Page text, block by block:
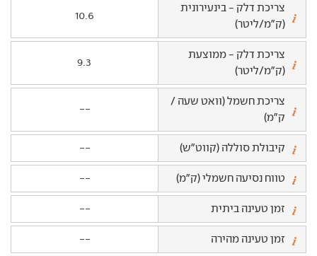
צריכת דלק - בינעירונית
(ק"מ/ליטר)
10.6
צריכת דלק - ממוצעת
(ק"מ/ליטר)
9.3
צריכת חשמל (וואט שעה /
ק"מ)
--
קיבולת סוללה (קווט"ש) --
טווח נסיעה חשמלי (ק"מ) --
זמן טעינה ביתית --
זמן טעינה מהירה --